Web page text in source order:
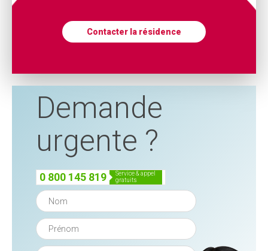
Contacter la résidence
Demande
urgente ?
0 800 145 819
service & appel
gratuits